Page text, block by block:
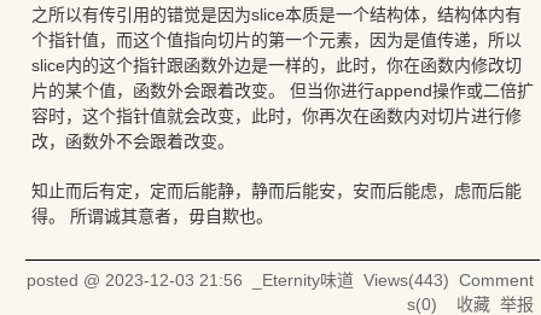
之所以有传引用的错觉是因为slice本质是一个结构体，结构体内有
个指针值，而这个值指向切片的第一个元素，因为是值传递，所以
slice内的这个指针跟函数外边是一样的，此时，你在函数内修改切
片的某个值，函数外会跟着改变。 但当你进行append操作或二倍扩
容时，这个指针值就会改变，此时，你再次在函数内对切片进行修
改，函数外不会跟着改变。
知止而后有定，定而后能静，静而后能安，安而后能虑，虑而后能
得。 所谓诚其意者，毋自欺也。
posted @ 2023-12-03 21:56 _Eternity味道Views(443) Comment
s(0) 收藏 举报